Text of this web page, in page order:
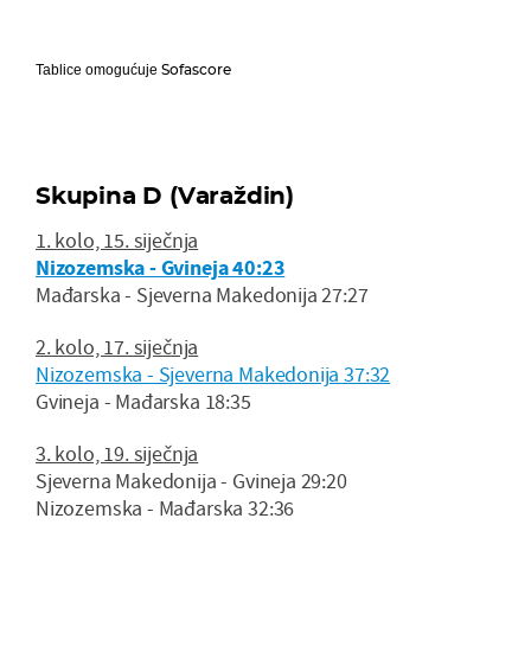
Tablice omogućuje Sofascore
Skupina D (Varaždin)
1. kolo, 15. siječnja
Nizozemska - Gvineja 40:23
Mađarska - Sjeverna Makedonija 27:27
2. kolo, 17. siječnja
Nizozemska - Sjeverna Makedonija 37:32
Gvineja - Mađarska 18:35
3. kolo, 19. siječnja
Sjeverna Makedonija - Gvineja 29:20
Nizozemska - Mađarska 32:36